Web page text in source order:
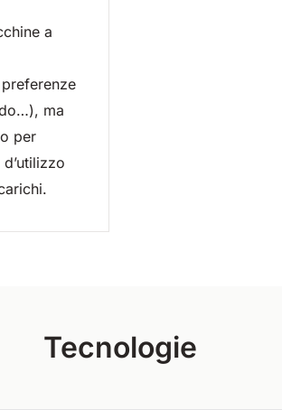
a
ma
per
Tecnologie